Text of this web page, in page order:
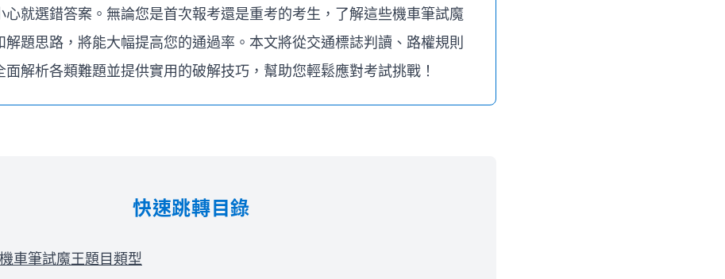
心就選錯答案。無論您是首次報考還是重考的考生，了解這些機車筆試魔
解題思路，將能大幅提高您的通過率。本文將從交通標誌判讀、路權規則
面解析各類難題並提供實用的破解技巧，幫助您輕鬆應對考試挑戰！
快速跳轉目錄
車筆試魔王題目類型